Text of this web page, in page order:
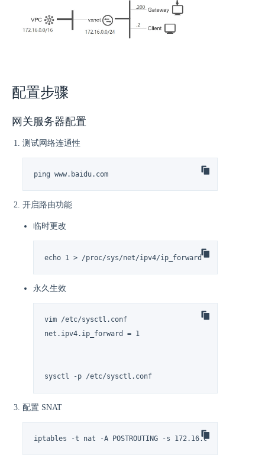
配置步骤
网关服务器配置
测试网络连通性
ping www.baidu.com
开启路由功能
临时更改
echo 1 > /proc/sys/net/ipv4/ip_forward
永久生效
vim /etc/sysctl.conf
net.ipv4.ip_forward = 1
sysctl -p /etc/sysctl.conf
配置 SNAT
iptables -t nat -A POSTROUTING -s 172.16.0.0/16 -o eth0 -j